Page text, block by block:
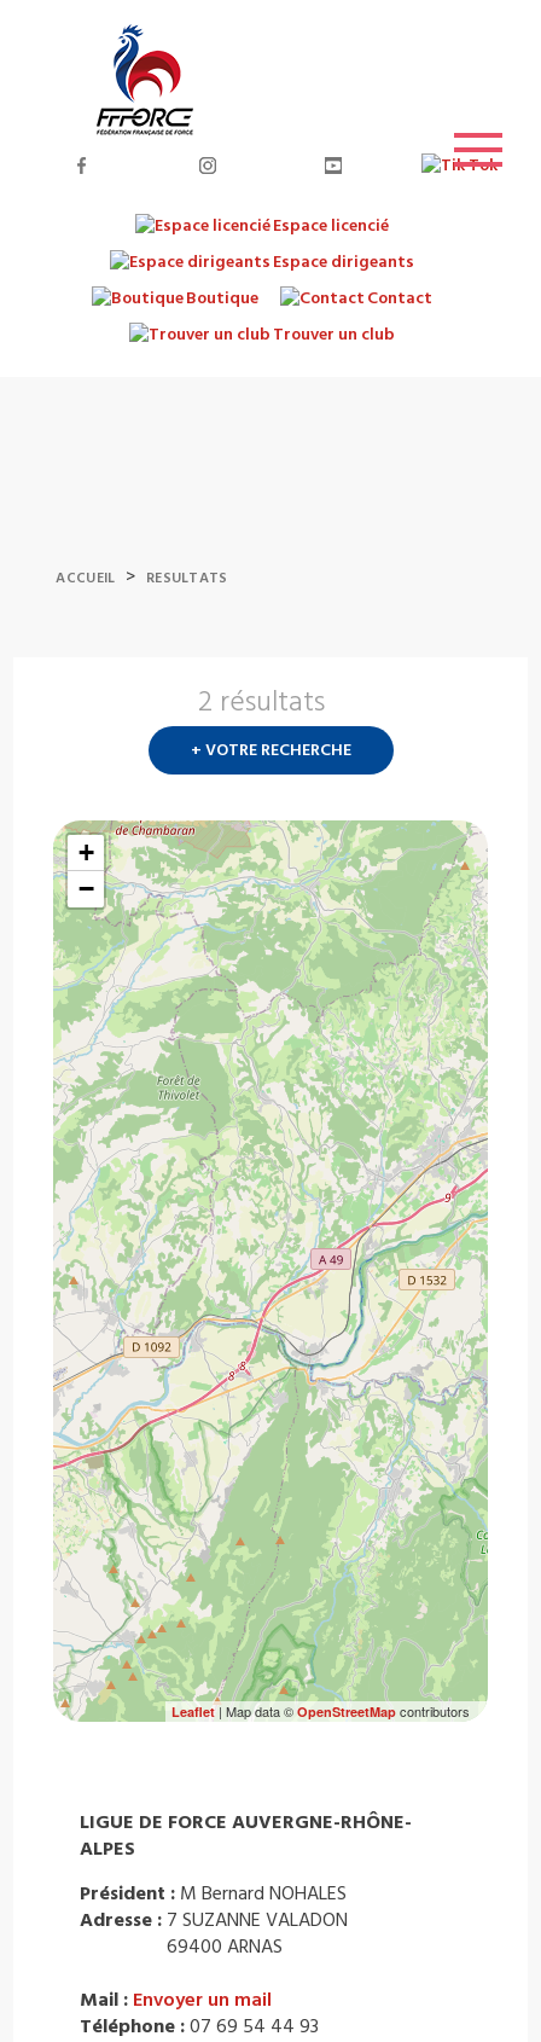
Espace licencié
Espace dirigeants
Boutique
Contact
Trouver un club
ACCUEIL > RESULTATS
2 résultats
+ VOTRE RECHERCHE
+
−
Leaflet| Map data © OpenStreetMapcontributors
LIGUE DE FORCE AUVERGNE-RHÔNE-
ALPES
Président : M Bernard NOHALES
Adresse : 7 SUZANNE VALADON
69400 ARNAS
Mail : Envoyer un mail
Téléphone :07 69 54 44 93